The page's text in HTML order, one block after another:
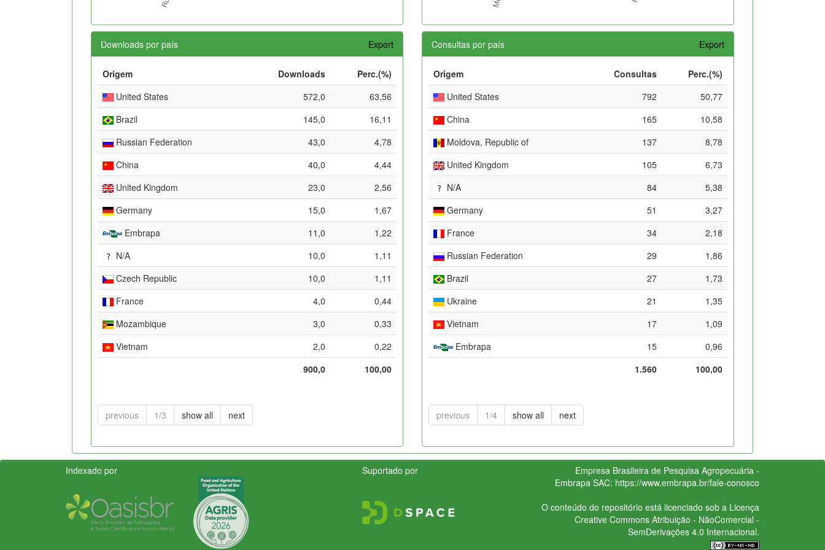
Downloads por país Export
Origem Downloads
Perc.(%)
United States
572,0
63,56
Brazil
145,0
16,11
Russian Federation
43,0
4,78
China
40,0
4,44
United Kingdom
23,0
2,56
Germany
15,0
1,67
Embrapa
11,0
1,22
N/A
10,0
1,11
Czech Republic
10,0
1,11
France
4,0
0,44
Mozambique
3,0
0,33
Vietnam
2,0
0,22
900,0
100,00
previous 1/3 show all next
Consultas por país Export
Origem Consultas
Perc.(%)
United States
792
50,77
China
165
10,58
Moldova, Republic of
137
8,78
United Kingdom
105
6,73
N/A
84
5,38
Germany
51
3,27
France
34
2,18
Russian Federation
29
1,86
Brazil
27
1,73
Ukraine
21
1,35
Vietnam
17
1,09
Embrapa
15
0,96
1.560
100,00
previous 1/4 show all next
Indexado por Suportado por
Empresa Brasileira de Pesquisa Agropecuária -
Embrapa SAC: https://www.embrapa.br/fale-conosco
O conteúdo do repositório está licenciado sob a Licença
Creative CommonsAtribuição - NãoComercial -
SemDerivações 4.0 Internacional.